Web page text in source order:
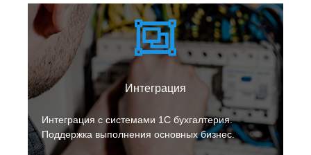
Интеграция
Интеграция с системами 1С бухгалтерия.
Поддержка выполнения основных бизнес.